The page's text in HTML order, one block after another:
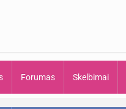
Forumas Skelbimai